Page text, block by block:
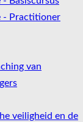
- Practitioner
van
veiligheid en de